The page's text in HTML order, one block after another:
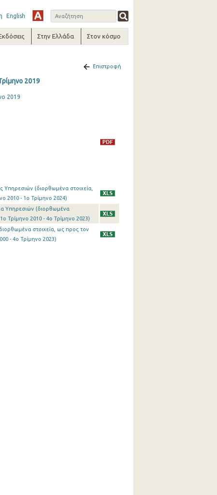
English
Στην Ελλάδα Στον κόσμο
Επιστροφή
2019
2019
Υπηρεσιών (διορθωμένα στοιχεία,
2010 - 1o Τρίμηνο 2024)
Υπηρεσιών (διορθωμένα
Τρίμηνο 2010 - 4o Τρίμηνο 2023)
στοιχεία, ως προς τον
- 4o Τρίμηνο 2023)